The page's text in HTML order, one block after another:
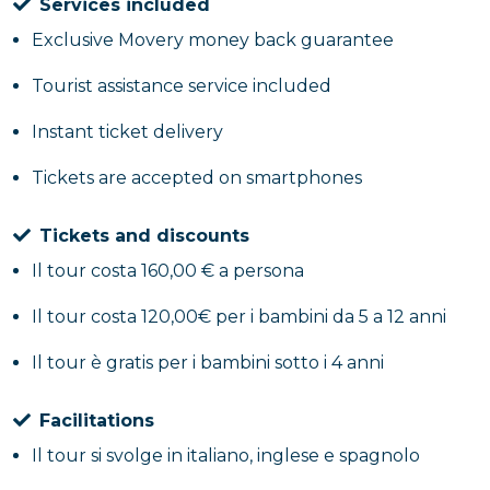
Services included
Exclusive Movery money back guarantee
Tourist assistance service included
Instant ticket delivery
Tickets are accepted on smartphones
Tickets and discounts
Il tour costa 160,00 € a persona
Il tour costa 120,00€ per i bambini da 5 a 12 anni
Il tour è gratis per i bambini sotto i 4 anni
Facilitations
Il tour si svolge in italiano, inglese e spagnolo